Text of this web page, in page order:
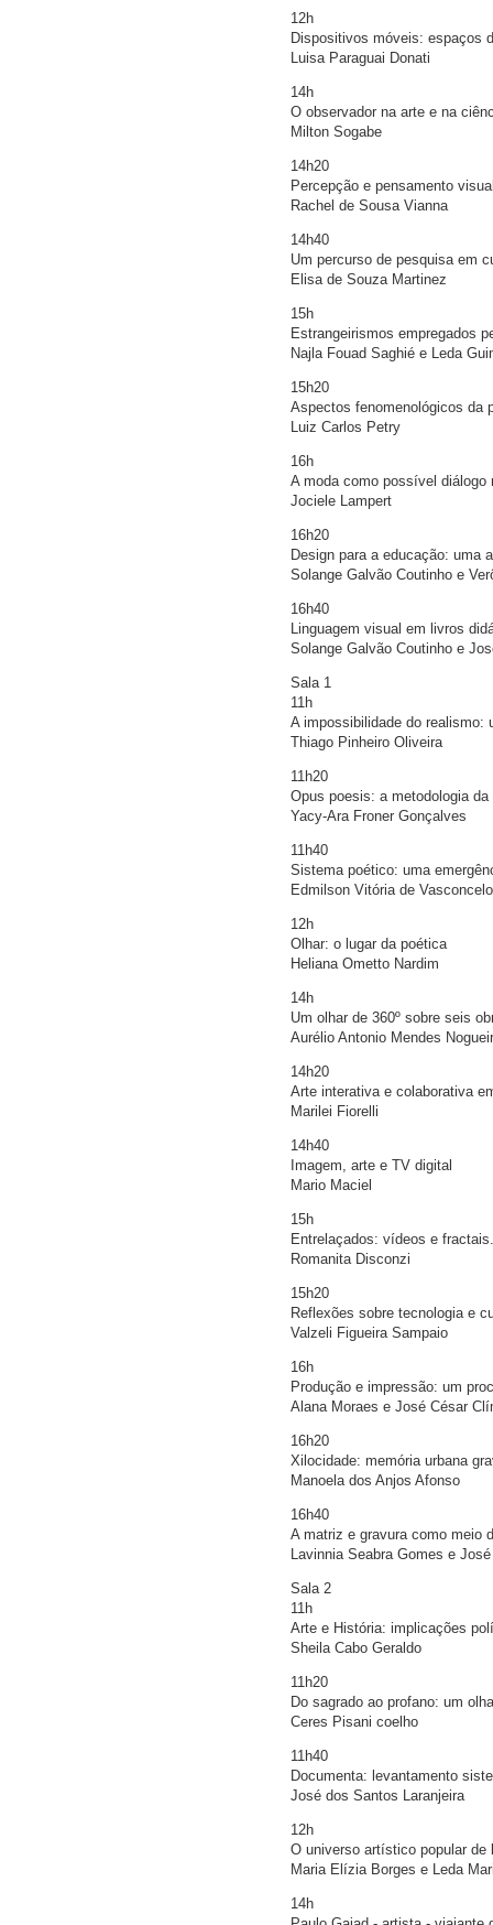
12h
Dispositivos móveis: espaços
Luisa Paraguai Donati
14h
O observador na arte e na
Milton Sogabe
14h20
Percepção e pensamento
Rachel de Sousa Vianna
14h40
Um percurso de pesquisa em
Elisa de Souza Martinez
15h
Estrangeirismos empregados
Najla Fouad Saghié e Leda
15h20
Aspectos fenomenológicos da
Luiz Carlos Petry
16h
A moda como possível
Jociele Lampert
16h20
Design para a educação: uma
Solange Galvão Coutinho e
16h40
Linguagem visual em livros
Solange Galvão Coutinho e
Sala 1
11h
A impossibilidade do realismo:
Thiago Pinheiro Oliveira
11h20
Opus poesis: a metodologia
Yacy-Ara Froner Gonçalves
11h40
Sistema poético: uma
Edmilson Vitória de
12h
Olhar: o lugar da poética
Heliana Ometto Nardim
14h
Um olhar de 360º sobre seis
Aurélio Antonio Mendes
14h20
Arte interativa e colaborativa
Marilei Fiorelli
14h40
Imagem, arte e TV digital
Mario Maciel
15h
Entrelaçados: vídeos e
Romanita Disconzi
15h20
Reflexões sobre tecnologia e
Valzeli Figueira Sampaio
16h
Produção e impressão: um
Alana Moraes e José César
16h20
Xilocidade: memória urbana
Manoela dos Anjos Afonso
16h40
A matriz e gravura como meio
Lavinnia Seabra Gomes e
Sala 2
11h
Arte e História: implicações
Sheila Cabo Geraldo
11h20
Do sagrado ao profano: um
Ceres Pisani coelho
11h40
Documenta: levantamento
José dos Santos Laranjeira
12h
O universo artístico popular de
Maria Elízia Borges e Leda
14h